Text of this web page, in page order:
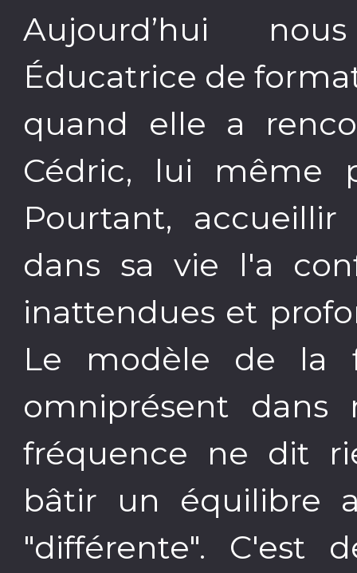
Aujourd’hui
Éducatrice de
quand elle a
Cédric, lui même
Pourtant,
dans sa vie l'a
inattendues et
Le modèle de la
omniprésent dans
fréquence ne dit
bâtir un équilibre
"différente". C'est